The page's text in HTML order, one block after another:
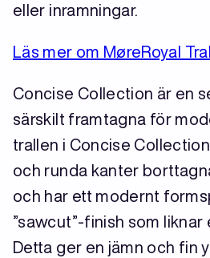
eller inramningar.
Läs mer om MøreRoyal
Concise Collection är en
särskilt framtagna för
trallen i Concise
och runda kanter
och har ett modernt
”sawcut”-finish som liknar
Detta ger en jämn och fin